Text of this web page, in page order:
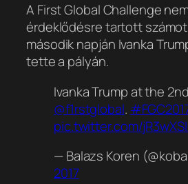
A First Global Challenge
érdeklődésre tartott
második napján Ivanka
tette a pályán.
Ivanka Trump at the
@f1rstglobal.
pic.twitter.com/
— Balazs Koren
2017